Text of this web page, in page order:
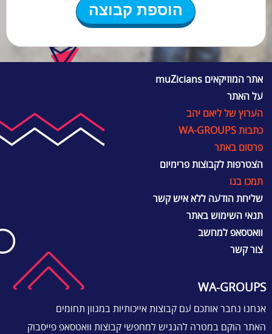
אתר המוזיקאים muZicians
על האתר
הערוץ של ליאם יהב
כתבות WA-GROUPS
פרסום באתר
הצטרפות לקבוצות פרימיום
תמכו בנו
שליחת הודעה ללא איש קשר
תנאי השימוש באתר
וואטסאפ למחשב
צור קשר
WA-GROUPS
אנחנו נחבר אותכם עם קבוצות אייכותיות במגוון תחומים
האתר הוקם במטרה להנגיש למחפשי קבוצות וואטסאפ פייסבוק